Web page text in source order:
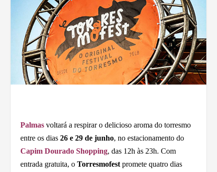
Palmas voltará a respirar o delicioso aroma do torresmo
entre os dias26 e 29 de junho, no estacionamento do
Capim Dourado Shopping, das 12h às 23h. Com
entrada gratuita, oTorresmofest promete quatro dias